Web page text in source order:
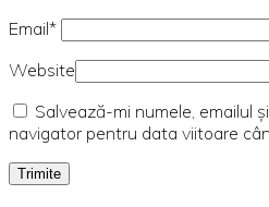
Email*
Website
Salvează-mi numele, emailul
navigator pentru data viitoare